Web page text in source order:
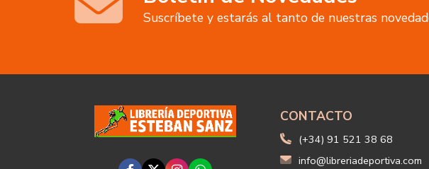
Suscríbete y estarás al tanto de nuestras
CONTACTO
(+34) 91 521 38 68
info@libreriadeportiva.com